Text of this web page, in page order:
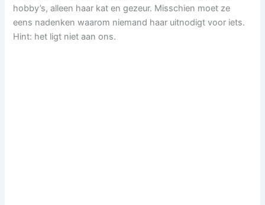
hobby’s, alleen haar kat en gezeur. Misschien moet ze
eens nadenken waarom niemand haar uitnodigt voor iets.
Hint: het ligt niet aan ons.